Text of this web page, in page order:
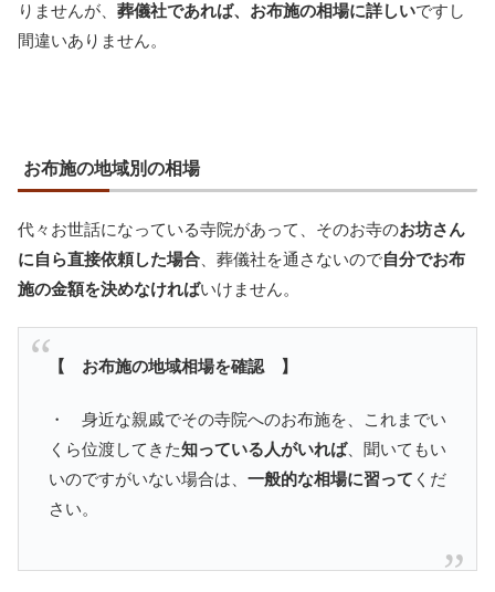
りませんが、 葬儀社であれば、お布施の相場に詳しいですし
間違いありません。
お布施の地域別の相場
代々お世話になっている寺院があって、そのお寺のお坊さん
に自ら直接依頼した場合 、葬儀社を通さないので自分でお布
施の金額を決めなければいけません。
【 お布施の地域相場を確認 】
・ 身近な親戚でその寺院へのお布施を、これまでい
くら位渡してきた知っている人がいれば、聞いてもい
いのですがいない場合は、 一般的な相場に習って くだ
さい。